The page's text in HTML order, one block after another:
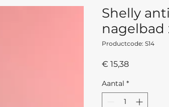
Shelly
nagelbad
Productcode: S14
€ 15,38Prijs
Aantal *